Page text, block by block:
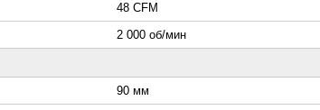
48 CFM
2 000 об/мин
90 мм